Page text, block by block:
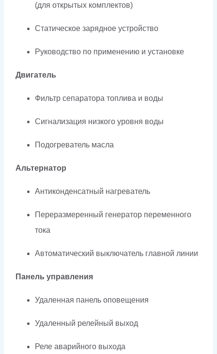
(для открытых комплектов)
Статическое зарядное устройство
Руководство по применению и установке
Двигатель
Фильтр сепаратора топлива и воды
Сигнализация низкого уровня воды
Подогреватель масла
Альтернатор
Антиконденсатный нагреватель
Переразмеренный генератор переменного
тока
Автоматический выключатель главной линии
Панель управления
Удаленная панель оповещения
Удаленный релейный выход
Реле аварийного выхода